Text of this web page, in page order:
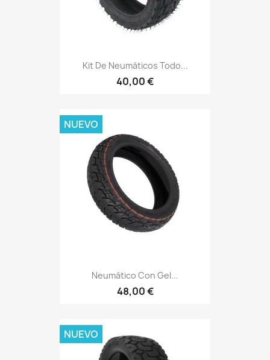
Kit De Neumáticos Todo...
40,00 €
Neumático Con Gel...
48,00 €
NUEVO
NUEVO